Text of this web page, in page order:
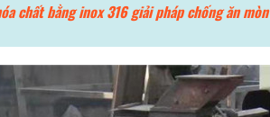
chất bằng inox 316 giải pháp chống ăn